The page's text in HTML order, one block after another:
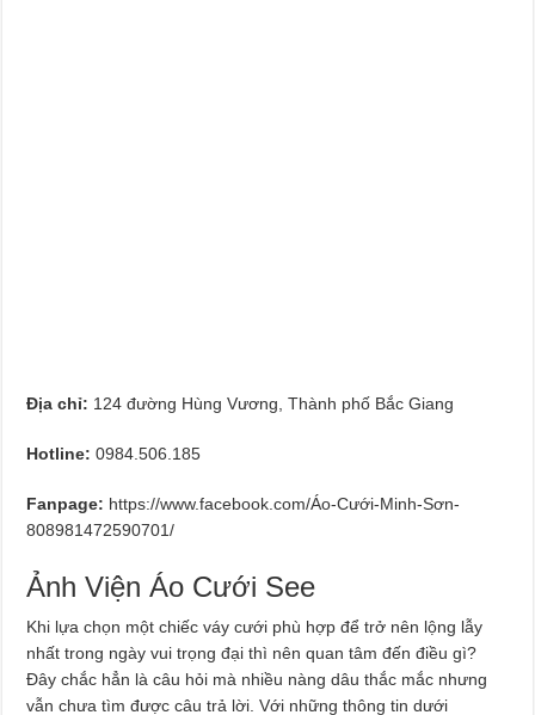
Địa chỉ: 124 đường Hùng Vương, Thành phố Bắc Giang
Hotline:0984.506.185
Fanpage: https://www.facebook.com/Áo-Cưới-Minh-Sơn-
808981472590701/
Ảnh Viện Áo Cưới See
Khi lựa chọn một chiếc váy cưới phù hợp để trở nên lộng lẫy
nhất trong ngày vui trọng đại thì nên quan tâm đến điều gì?
Đây chắc hẳn là câu hỏi mà nhiều nàng dâu thắc mắc nhưng
vẫn chưa tìm được câu trả lời. Với những thông tin dưới